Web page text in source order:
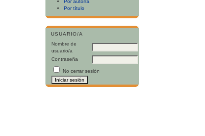
Por autor/a
Por título
USUARIO/A
Nombre de
usuario/a
Contraseña
No cerrar sesión